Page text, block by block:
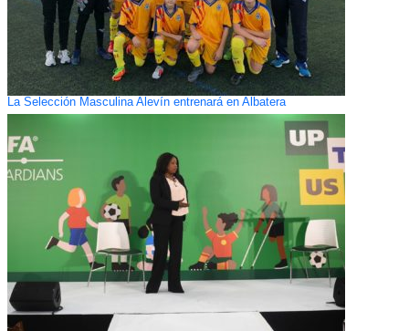
La Selección Masculina Alevín entrenará en Albatera